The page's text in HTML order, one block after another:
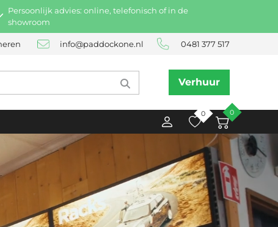
Persoonlijk advies: online, telefonisch of in de
showroom
info@paddockone.nl 0481 377 517
Verhuur
0 0